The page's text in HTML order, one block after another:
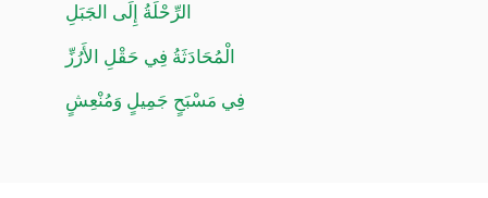
الرِّحْلَةُ إِلَى الجَبَلِ
الْمُحَادَثَةُ فِي حَقْلِ الأَرُزِّ
فِي مَسْبَحٍ جَمِيلٍ وَمُنْعِشٍ